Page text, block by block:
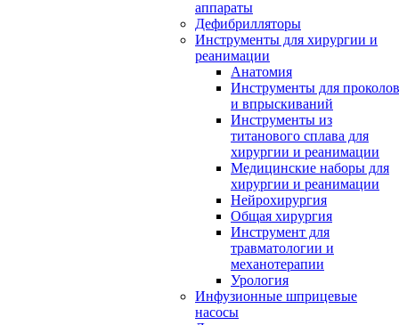
аппараты
Дефибрилляторы
Инструменты для хирургии и
реанимации
Анатомия
Инструменты для проколов
и впрыскиваний
Инструменты из
титанового сплава для
хирургии и реанимации
Медицинские наборы для
хирургии и реанимации
Нейрохирургия
Общая хирургия
Инструмент для
травматологии и
механотерапии
Урология
Инфузионные шприцевые
насосы